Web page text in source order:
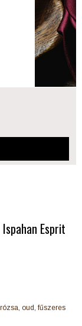
Esprit
oud, fűszeres